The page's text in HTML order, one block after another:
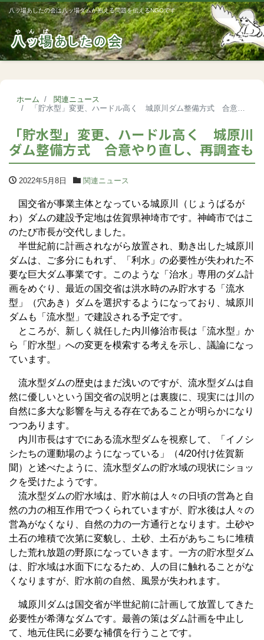
八ッ場あしたの会は八ッ場ダムが抱える問題を伝えるNGOです
ホーム
関連ニュース
「貯水型」変更、ハードル高く 城原川ダム整備方式 合意やり直し、再調査も
「貯水型」変更、ハードル高く 城原川
ダム整備方式 合意やり直し、再調査も
2022年5月8日 関連ニュース
国交省が事業主体となっている城原川（じょうばるが
わ）ダムの建設予定地は佐賀県神埼市です。神崎市ではこ
のたび市長が交代しました。
半世紀前に計画されながら放置され、動き出した城原川
ダムは、ご多分にもれず、「利水」の必要性が失われた不
要な巨大ダム事業です。このような「治水」専用のダム計
画をめぐり、最近の国交省は洪水時のみ貯水する「流水
型」（穴あき）ダムを選択するようになっており、城原川
ダムも「流水型」で建設される予定です。
ところが、新しく就任した内川修治市長は「流水型」か
ら「貯水型」への変更を模索する考えを示し、議論になっ
ています。
流水型ダムの歴史はまだ浅いのですが、流水型ダムは自
然に優しいという国交省の説明とは裏腹に、現実には川の
自然に多大な影響を与える存在であることが明らかになり
つつあります。
内川市長はすでにある流水型ダムを視察して、「イノシ
シたちの運動場のようになっている」（4/20付け佐賀新
聞）と述べたように、流水型ダムの貯水域の現状にショッ
クを受けたようです。
流水型ダムの貯水域は、貯水前は人々の日頃の営為と自
然の力の相互作用でつくられていますが、貯水後は人々の
営為がなくなり、自然の力の一方通行となります。土砂や
土石の堆積で次第に変貌し、土砂、土石があちこちに堆積
した荒れ放題の野原になっていきます。一方の貯水型ダム
は、貯水域は水面下になるため、人の目に触れることがな
くなりますが、貯水前の自然、風景が失われます。
城原川ダムは国交省が半世紀前に計画して放置してきた
必要性が希薄なダムです。最善の策はダム計画を中止し
て、地元住民に必要な補償を行うことです。